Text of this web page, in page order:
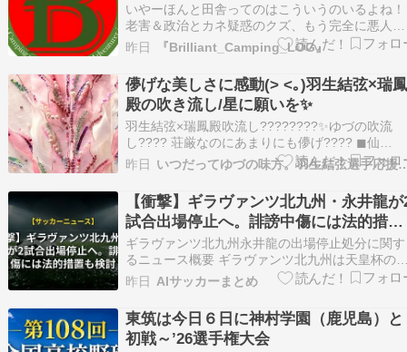
いやーほんと田舎ってのはこういうのいるよね！
老害＆政治とカネ疑惑のクズ、もう完全に悪人の
面構えだもんな（怒）まあ真相は今後解明ってこ
とになってるが、まあ火のないところに煙は立た
ないって昔から言うしな（笑）現役の現議会議員
が何人も証言しちゃってんだから事実と思うわ！
まあ福岡県民…
昨日 『Brilliant_Camping_LOG』
儚げな美しさに感動(> <｡)羽生結弦×瑞
殿の吹き流し/星に願いを✨
羽生結弦×瑞鳳殿吹流し????????✨ゆづの吹流
し???? 荘厳なのにあまりにも儚げ???? ◼仙
台????????✨七夕まつり、吹流しの投稿✨️ ◼な
てったってプーさん???? そういえば今回、日テ
もポストしてたけど…⁉️ ꒰ ᐡᴗ͈ ·̫ ᴗ͈ ꒱ ♡ 広島に原子
弾…
昨日 いつだってゆづの味方。羽生
【衝撃】ギラヴァンツ北九州・永井龍が
試合出場停止へ。誹謗中傷には法的措置
も検討
ギラヴァンツ北九州永井龍の出場停止処分に関す
るニュース概要 ギラヴァンツ北九州は天皇杯の
岡県代表決定戦において、FW永井龍選手が退場
分を受けたことを発表しました。 福岡県サッカ
協会の規律委員会は、永井選手に対して2
昨日 AIサッカーまとめ
東筑は今日６日に神村学園（鹿児島）と
初戦～’26選手権大会